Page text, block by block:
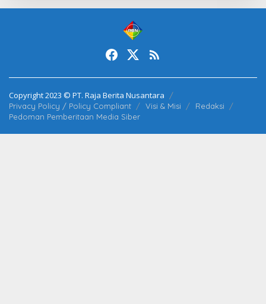
Copyright 2023 © PT. Raja Berita Nusantara
Privacy Policy / Policy Compliant Visi & Misi
Redaksi
Pedoman Pemberitaan Media Siber